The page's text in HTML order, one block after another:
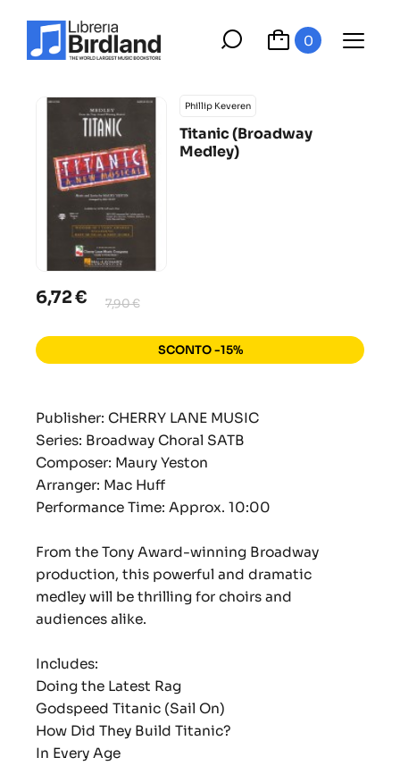
0
Phillip Keveren
Titanic (Broadway
Medley)
6,72 € 7,90 €
SCONTO -15%
Publisher: CHERRY LANE MUSIC
Series: Broadway Choral SATB
Composer: Maury Yeston
Arranger: Mac Huff
Performance Time: Approx. 10:00
From the Tony Award-winning Broadway
production, this powerful and dramatic
medley will be thrilling for choirs and
audiences alike.
Includes:
Doing the Latest Rag
Godspeed Titanic (Sail On)
How Did They Build Titanic?
In Every Age